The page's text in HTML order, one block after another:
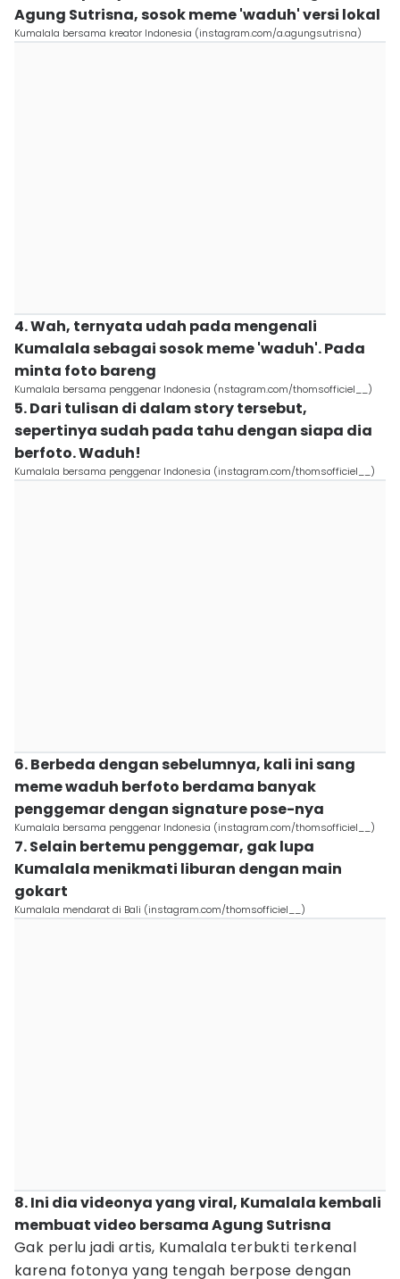
Agung Sutrisna, sosok meme 'waduh' versi lokal
Kumalala bersama kreator Indonesia (instagram.com/a.agungsutrisna)
4. Wah, ternyata udah pada mengenali
Kumalala sebagai sosok meme 'waduh'. Pada
minta foto bareng
Kumalala bersama penggenar Indonesia (nstagram.com/thomsofficiel__)
5. Dari tulisan di dalam story tersebut,
sepertinya sudah pada tahu dengan siapa dia
berfoto. Waduh!
Kumalala bersama penggenar Indonesia (instagram.com/thomsofficiel__)
6. Berbeda dengan sebelumnya, kali ini sang
meme waduh berfoto berdama banyak
penggemar dengan signature pose-nya
Kumalala bersama penggenar Indonesia (instagram.com/thomsofficiel__)
7. Selain bertemu penggemar, gak lupa
Kumalala menikmati liburan dengan main
gokart
Kumalala mendarat di Bali (instagram.com/thomsofficiel__)
8. Ini dia videonya yang viral, Kumalala kembali
membuat video bersama Agung Sutrisna
Gak perlu jadi artis, Kumalala terbukti terkenal
karena fotonya yang tengah berpose dengan